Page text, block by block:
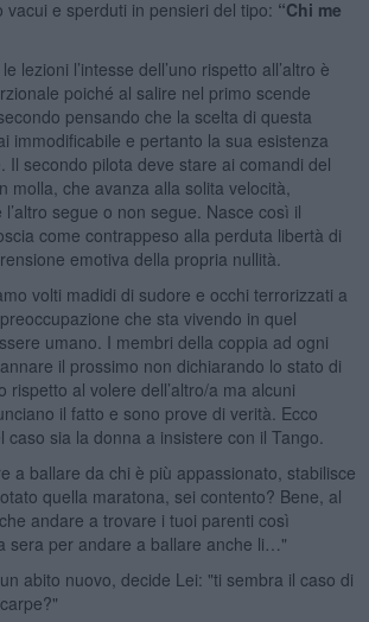
e sperduti in pensieri del tipo: “Chi me
lezioni l’intesse dell’uno rispetto all’altro è
poiché al salire nel primo scende
pensando che la scelta di questa
immodificabile e pertanto la sua esistenza
Il secondo pilota deve stare ai comandi del
molla, che avanza alla solita velocità,
segue o non segue. Nasce così il
come contrappeso alla perduta libertà di
emotiva della propria nullità.
volti madidi di sudore e occhi terrorizzati a
che sta vivendo in quel
umano. I membri della coppia ad ogni
il prossimo non dichiarando lo stato di
rispetto al volere dell’altro/a ma alcuni
il fatto e sono prove di verità. Ecco
sia la donna a insistere con il Tango.
a ballare da chi è più appassionato, stabilisce
quella maratona, sei contento? Bene, al
andare a trovare i tuoi parenti così
sera per andare a ballare anche li…"
abito nuovo, decide Lei: "ti sembra il caso di